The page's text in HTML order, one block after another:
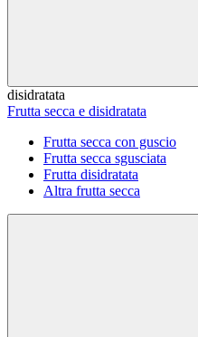
disidratata
Frutta secca e disidratata
Frutta secca con guscio
Frutta secca sgusciata
Frutta disidratata
Altra frutta secca